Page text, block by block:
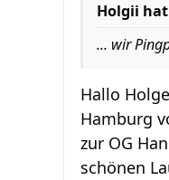
Holgii
... wir
Hallo
Hamburg
zur OG
schönen